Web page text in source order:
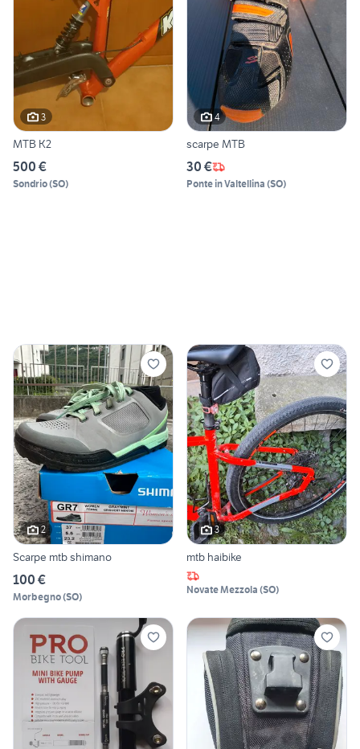
3
MTB K2
500 €
Sondrio(SO)
4
scarpe MTB
30 €
Ponte in Valtellina (SO)
2
Scarpe mtb shimano
100 €
Morbegno(SO)
3
mtb haibike
Novate Mezzola (SO)